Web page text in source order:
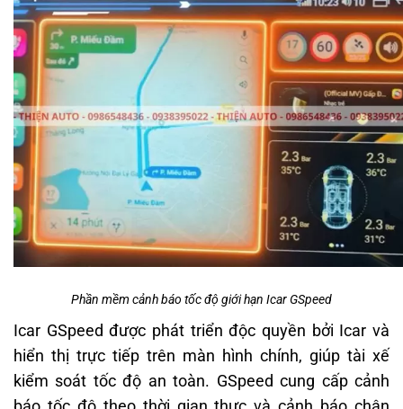
Phần mềm cảnh báo tốc độ giới hạn Icar GSpeed
Icar GSpeed được phát triển độc quyền bởi Icar và
hiển thị trực tiếp trên màn hình chính, giúp tài xế
kiểm soát tốc độ an toàn. GSpeed cung cấp cảnh